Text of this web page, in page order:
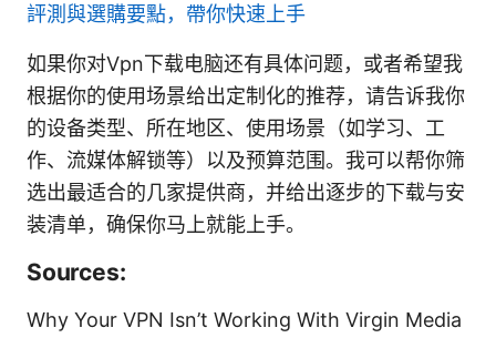
評測與選購要點，帶你快速上手
如果你对Vpn下载电脑还有具体问题，或者希望我
根据你的使用场景给出定制化的推荐，请告诉我你
的设备类型、所在地区、使用场景（如学习、工
作、流媒体解锁等）以及预算范围。我可以帮你筛
选出最适合的几家提供商，并给出逐步的下载与安
装清单，确保你马上就能上手。
Sources:
Why Your VPN Isn’t Working With Virgin Media